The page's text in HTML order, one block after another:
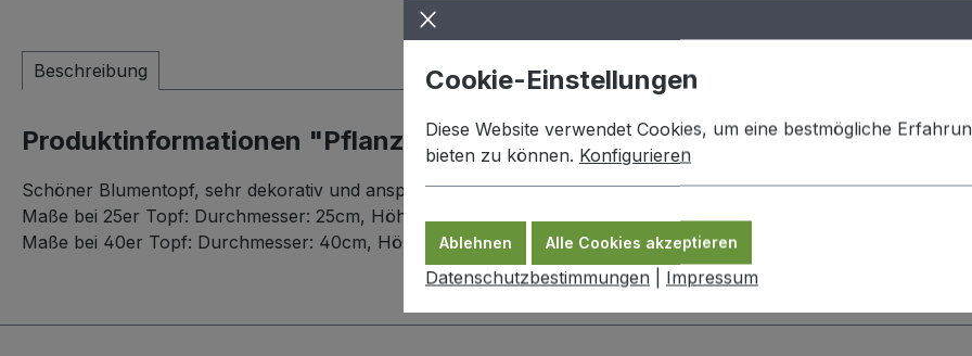
Beschreibung
Produktinformationen "Pflanztopf E&K 25 anthrazit"
Schöner Blumentopf, sehr dekorativ und ansprechend und auch als Übertopf geeignet.
Maße bei 25er Topf: Durchmesser: 25cm, Höhe: 22cm
Maße bei 40er Topf: Durchmesser: 40cm, Höhe: 35cm
Cookie-Einstellungen
Diese Website verwendet Cookies, um eine bestmögliche
bieten zu können. Konfigurieren
Ablehnen Alle Cookies akzeptieren
Datenschutzbestimmungen Impressum